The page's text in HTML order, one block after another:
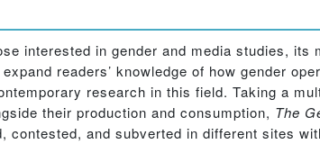
interested in gender and media studies, its
readers’ knowledge of how gender
research in this field. Taking a
their production and consumption, The
contested, and subverted in different sites